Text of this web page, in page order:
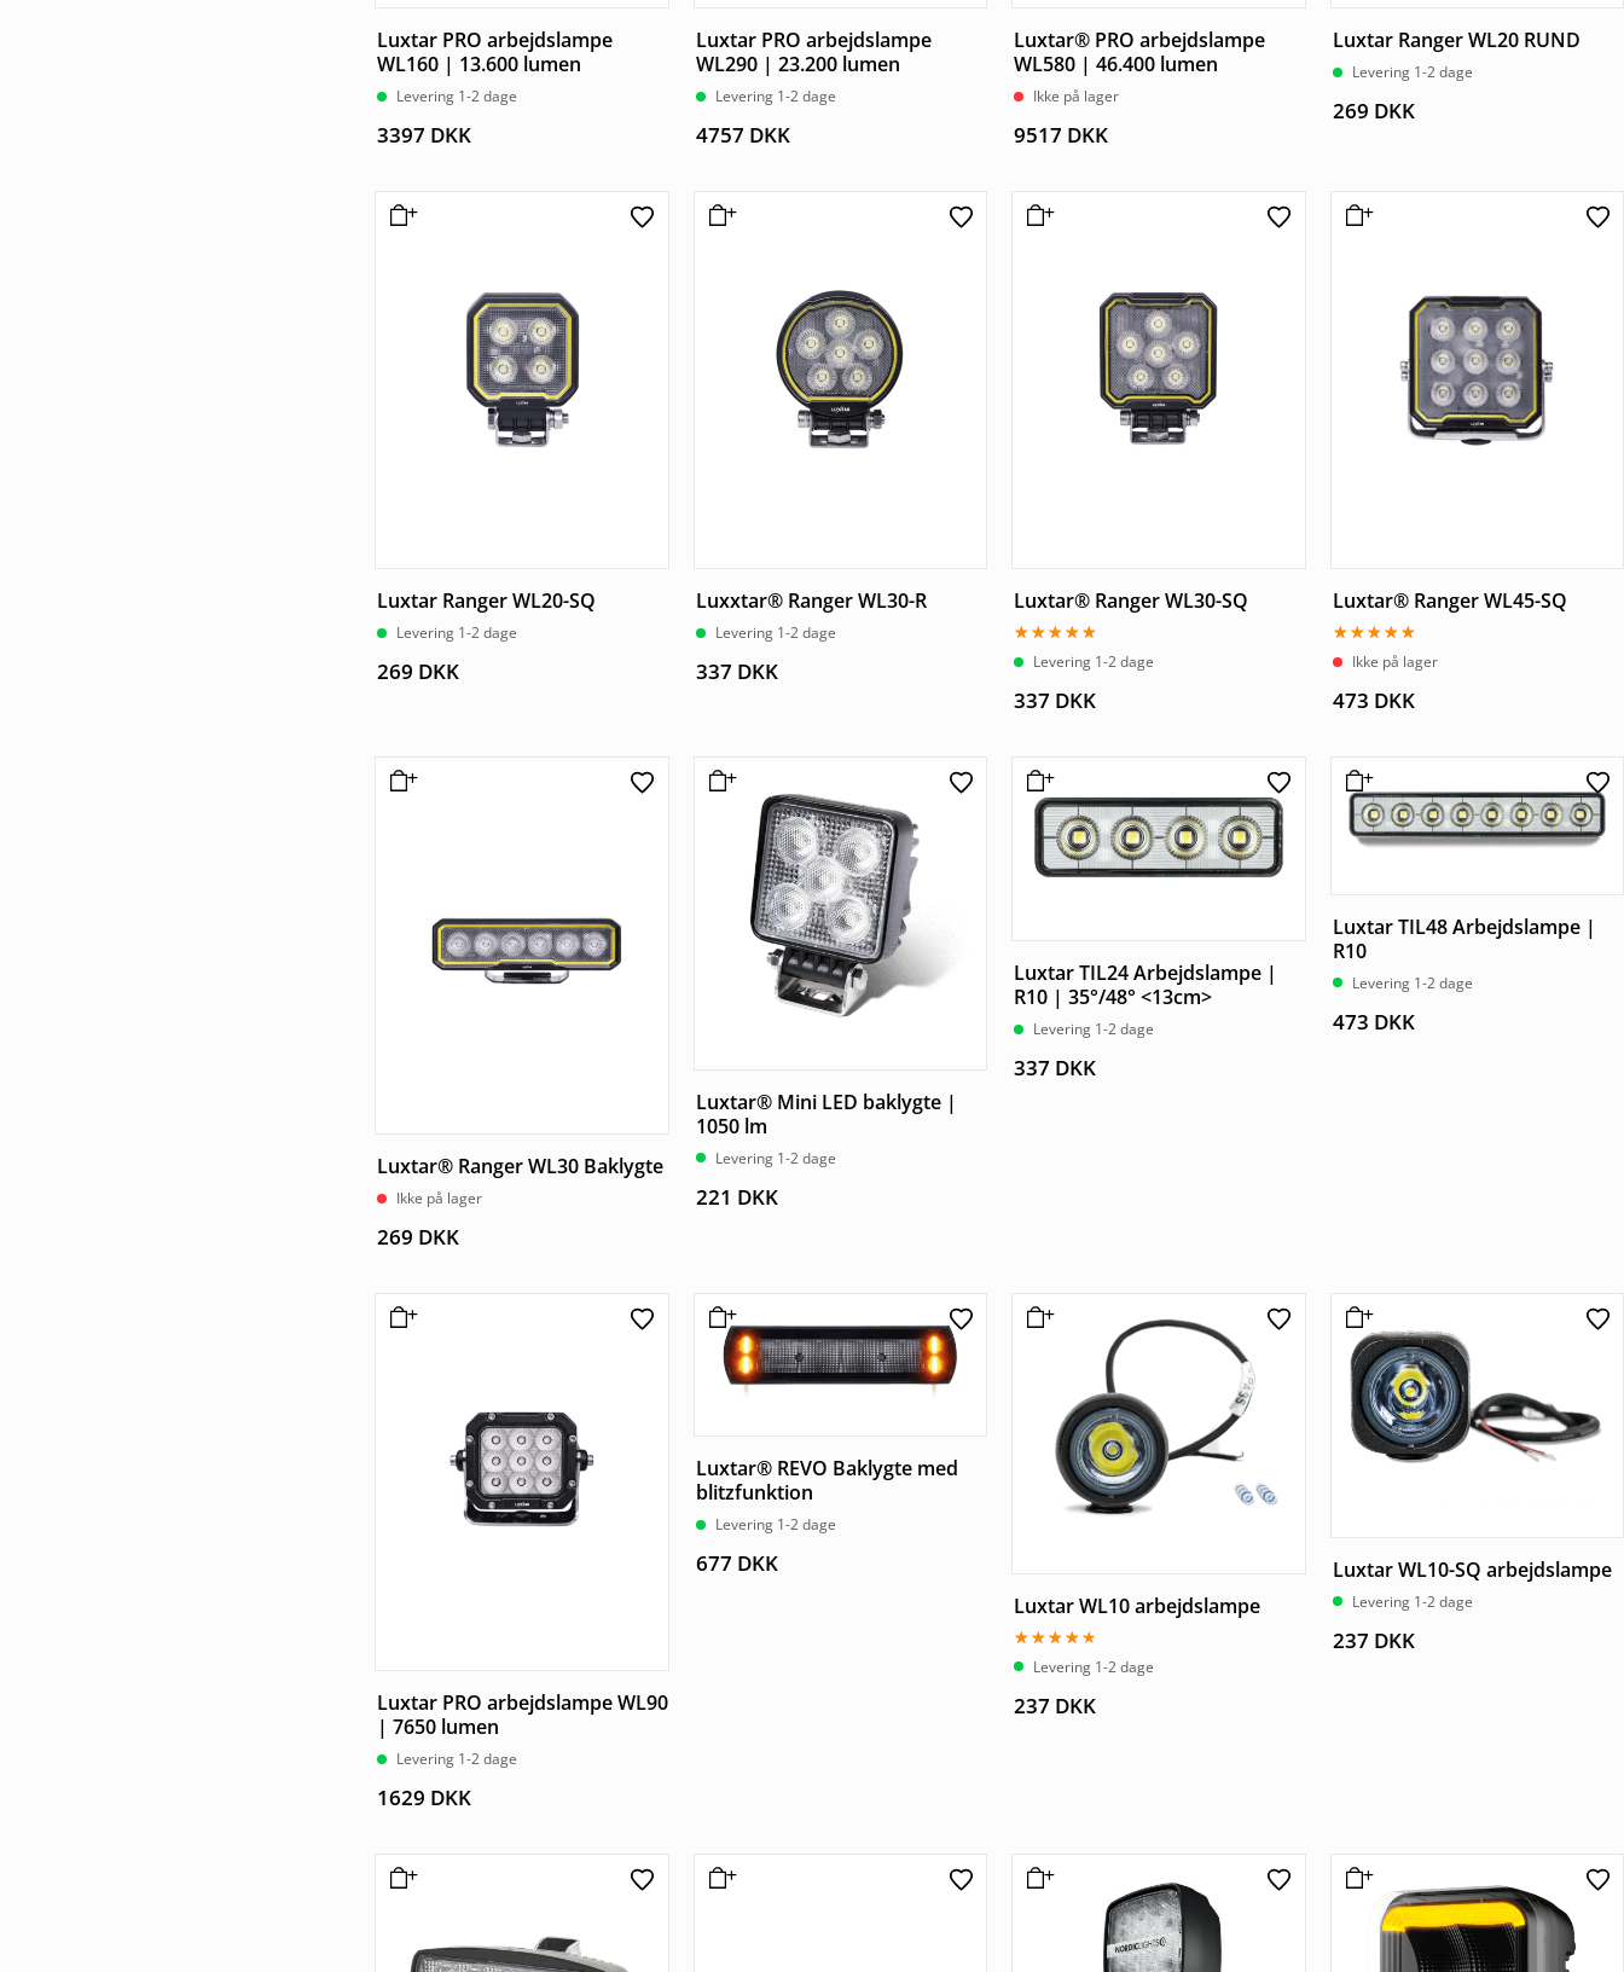
Luxtar PRO arbejdslampe
WL160 | 13.600 lumen
Levering 1-2 dage
3397 DKK
Luxtar PRO arbejdslampe
WL290 | 23.200 lumen
Levering 1-2 dage
4757 DKK
Luxtar® PRO arbejdslampe
WL580 | 46.400 lumen
Ikke på lager
9517 DKK
Luxtar Ranger WL20 RUND
Levering 1-2 dage
269 DKK
Luxtar Ranger WL20-SQ
Levering 1-2 dage
269 DKK
Luxxtar® Ranger WL30-R
Levering 1-2 dage
337 DKK
Luxtar® Ranger WL30-SQ
Vurderet
5.00Levering 1-2 dage
337 DKK
Luxtar® Ranger WL45-SQ
Vurderet
5.00Ikke på lager
473 DKK
Luxtar® Ranger WL30 Baklygte
Ikke på lager
269 DKK
Luxtar® Mini LED baklygte |
1050 lm
Levering 1-2 dage
221 DKK
Luxtar TIL24 Arbejdslampe |
R10 | 35°/48° <13cm>
Levering 1-2 dage
337 DKK
Luxtar TIL48 Arbejdslampe |
R10
Levering 1-2 dage
473 DKK
Luxtar PRO arbejdslampe WL90
| 7650 lumen
Levering 1-2 dage
1629 DKK
Luxtar® REVO Baklygte med
blitzfunktion
Levering 1-2 dage
677 DKK
Luxtar WL10 arbejdslampe
Vurderet
4.00Levering 1-2 dage
237 DKK
Luxtar WL10-SQ arbejdslampe
Levering 1-2 dage
237 DKK